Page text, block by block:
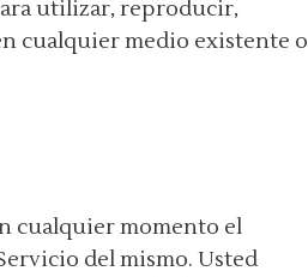
utilizar, reproducir,
cualquier medio existente o
cualquier momento el
del mismo. Usted